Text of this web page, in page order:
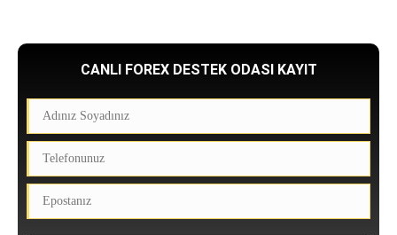
CANLI FOREX DESTEK ODASI KAYIT